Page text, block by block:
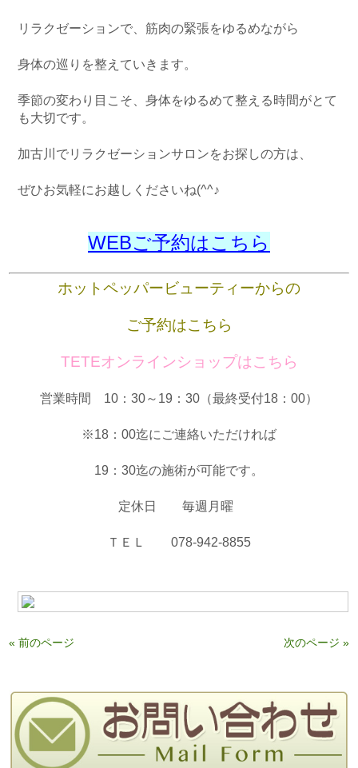
リラクゼーションで、筋肉の緊張をゆるめながら
身体の巡りを整えていきます。
季節の変わり目こそ、身体をゆるめて整える時間がとて
も大切です。
加古川でリラクゼーションサロンをお探しの方は、
ぜひお気軽にお越しくださいね(^^♪
WEBご予約はこちら
ホットペッパービューティーからの
ご予約はこちら
TETEオンラインショップはこちら
営業時間 10：30～19：30（最終受付18：00）
※18：00迄にご連絡いただければ
19：30迄の施術が可能です。
定休日 毎週月曜
ＴＥＬ 078-942-8855
« 前のページ 次のページ »